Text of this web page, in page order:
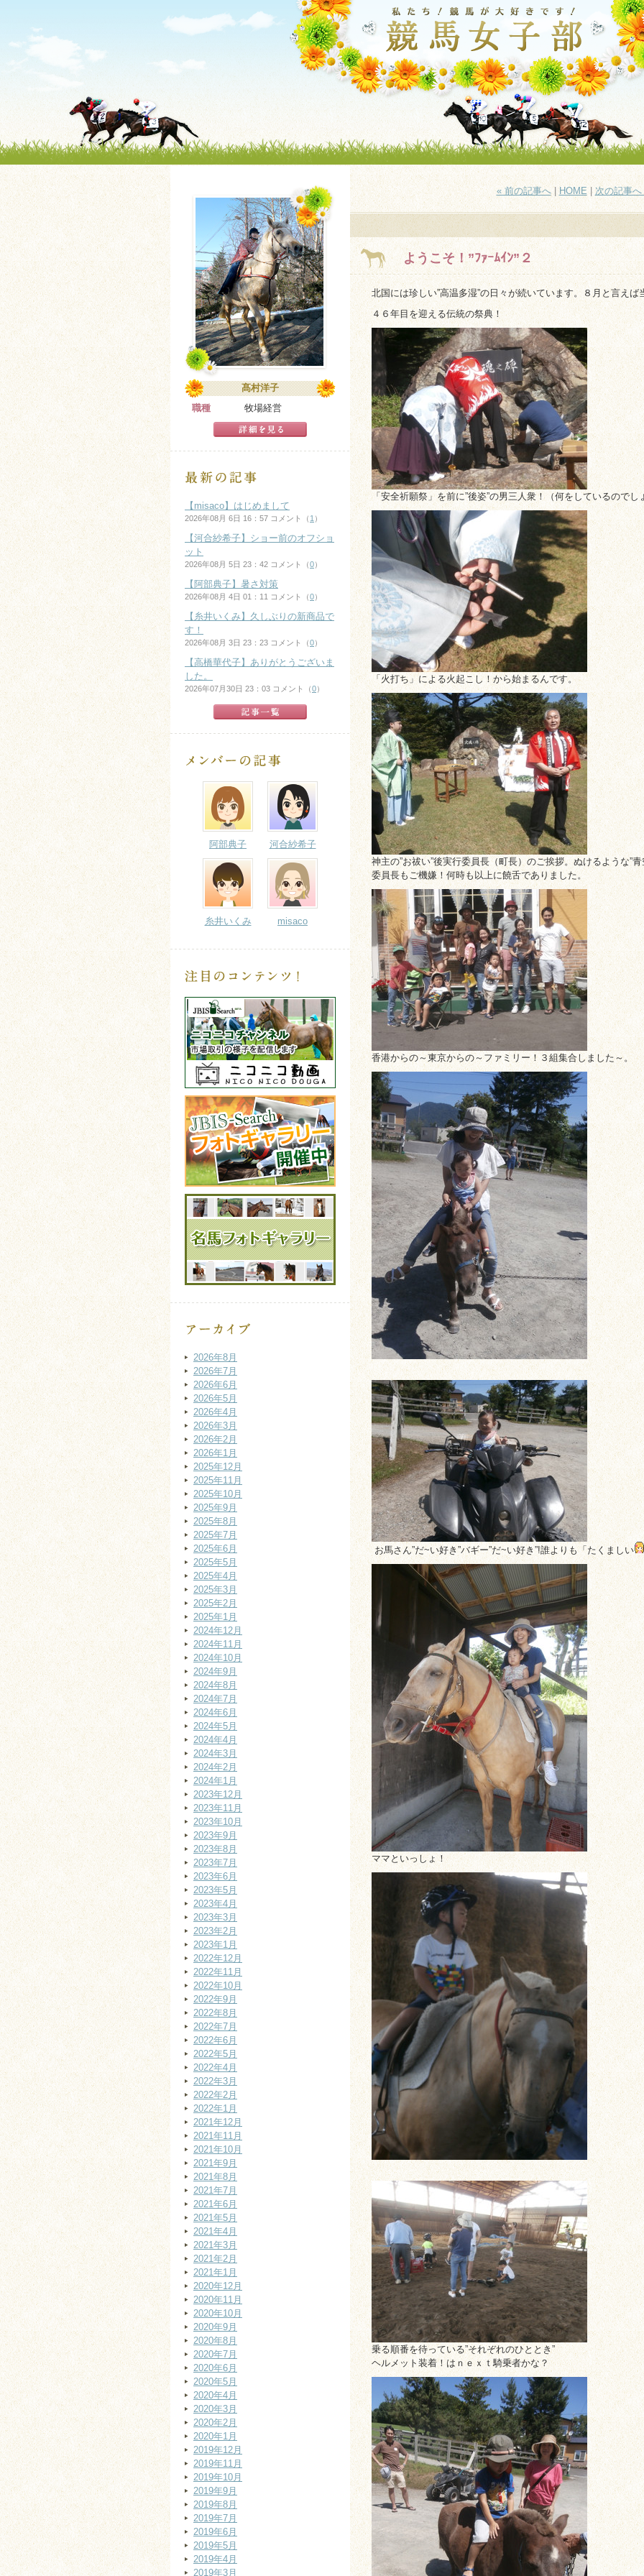
« 前の記事へ| HOME| 次の記事へ
ようこそ！”ﾌｧｰﾑｲﾝ”２
北国には珍しい”高温多湿”の日々が続いています。８月と言え
４６年目を迎える伝統の祭典！
「安全祈願祭」を前に”後姿”の男三人衆！（何をしているのでし
「火打ち」による火起こし！から始まるんです。
神主の”お祓い”後実行委員長（町長）のご挨拶。ぬけるような”青
委員長もご機嫌！何時も以上に饒舌でありました。
香港からの～東京からの～ファミリー！３組集合しました～。
お馬さん”だ~い好き”バギー”だ~い好き”!誰よりも「たくましい
ママといっしょ！
乗る順番を待っている”それぞれのひととき”
ヘルメット装着！はｎｅｘｔ騎乗者かな？
髙村洋子
職種
牧場経営
【misaco】はじめまして
2026年08月 6日 16：57 コメント（ 1 ）
【河合紗希子】ショー前のオフショ
ット
2026年08月 5日 23：42 コメント（0）
【阿部典子】暑さ対策
2026年08月 4日 01：11 コメント（0）
【糸井いくみ】久しぶりの新商品で
す！
2026年08月 3日 23：23 コメント（0）
【高橋華代子】ありがとうございま
した。
2026年07月30日 23：03 コメント（0）
阿部典子 河合紗希子
糸井いくみ misaco
2026年8月
2026年7月
2026年6月
2026年5月
2026年4月
2026年3月
2026年2月
2026年1月
2025年12月
2025年11月
2025年10月
2025年9月
2025年8月
2025年7月
2025年6月
2025年5月
2025年4月
2025年3月
2025年2月
2025年1月
2024年12月
2024年11月
2024年10月
2024年9月
2024年8月
2024年7月
2024年6月
2024年5月
2024年4月
2024年3月
2024年2月
2024年1月
2023年12月
2023年11月
2023年10月
2023年9月
2023年8月
2023年7月
2023年6月
2023年5月
2023年4月
2023年3月
2023年2月
2023年1月
2022年12月
2022年11月
2022年10月
2022年9月
2022年8月
2022年7月
2022年6月
2022年5月
2022年4月
2022年3月
2022年2月
2022年1月
2021年12月
2021年11月
2021年10月
2021年9月
2021年8月
2021年7月
2021年6月
2021年5月
2021年4月
2021年3月
2021年2月
2021年1月
2020年12月
2020年11月
2020年10月
2020年9月
2020年8月
2020年7月
2020年6月
2020年5月
2020年4月
2020年3月
2020年2月
2020年1月
2019年12月
2019年11月
2019年10月
2019年9月
2019年8月
2019年7月
2019年6月
2019年5月
2019年4月
2019年3月